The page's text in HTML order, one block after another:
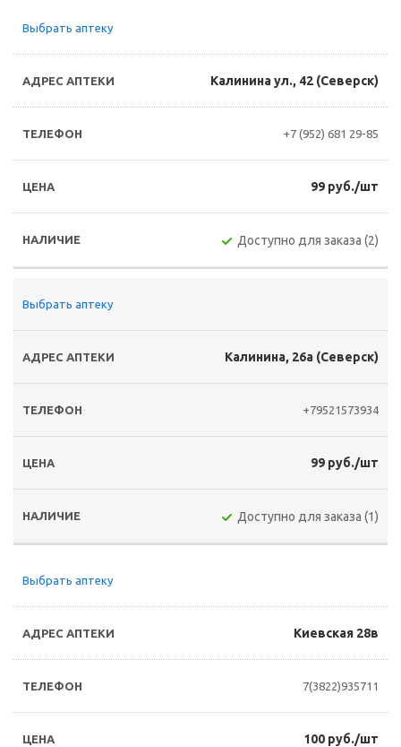
Выбрать аптеку
Калинина ул., 42 (Северск)
+7 (952) 681 29-85
99 руб./шт
Доступно для заказа (2)
Выбрать аптеку
Калинина, 26а (Северск)
+79521573934
99 руб./шт
Доступно для заказа (1)
Выбрать аптеку
Киевская 28в
7(3822)935711
100 руб./шт